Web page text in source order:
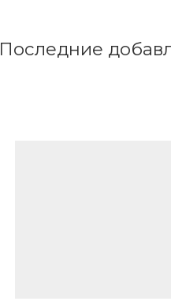
Последние